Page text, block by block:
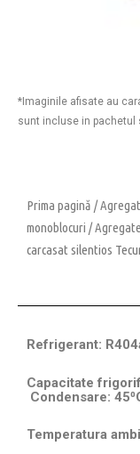
*Imaginile afisate au
sunt incluse in pachetul
Prima pagină /
monoblocuri /Agregate
carcasat silentios
Refrigerant:
Capacitate
Condensare:
Temperatura